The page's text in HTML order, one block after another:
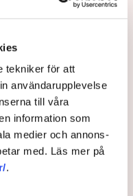
tekniker för att
användarupplevelse
till våra
information som
medier och annons-
med. Läs mer på
.
(M) till Dagens